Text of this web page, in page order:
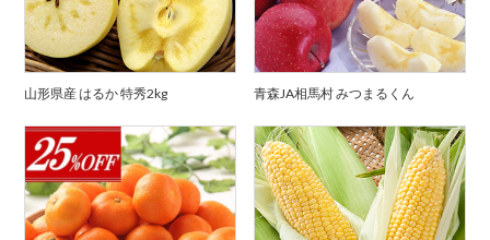
山形県産 はるか 特秀2kg 青森JA相馬村 みつまるくん